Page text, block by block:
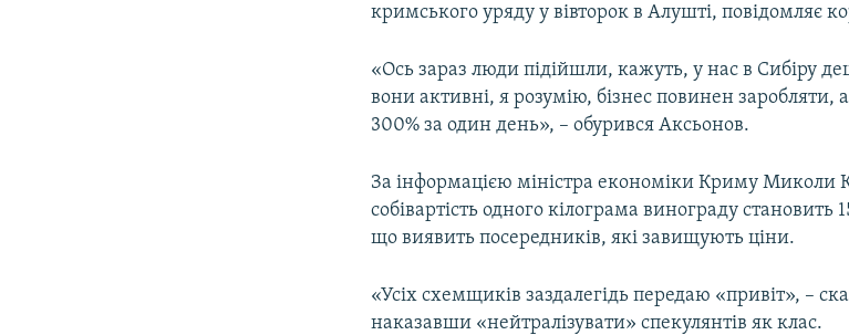
кримського уряду у вівторок в Алушті, повідомляє
«Ось зараз люди підійшли, кажуть, у нас в Сибіру
вони активні, я розумію, бізнес повинен заробляти,
300% за один день», – обурився Аксьонов.
За інформацією міністра економіки Криму Миколи
собівартість одного кілограма винограду становить
що виявить посередників, які завищують ціни.
«Усіх схемщиків заздалегідь передаю «привіт», –
наказавши «нейтралізувати» спекулянтів як клас.